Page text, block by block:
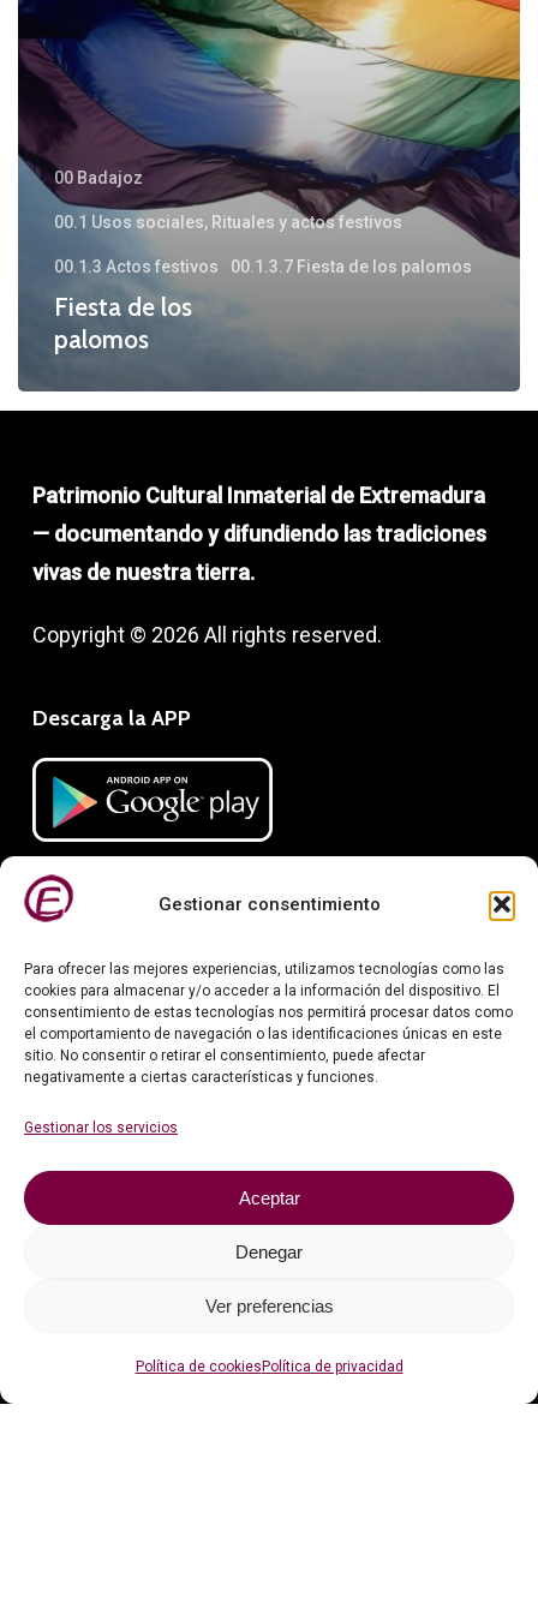
Gestionar consentimiento
Para ofrecer las mejores experiencias, utilizamos tecnologías como las
cookies para almacenar y/o acceder a la información del dispositivo. El
consentimiento de estas tecnologías nos permitirá procesar datos como
el comportamiento de navegación o las identificaciones únicas en este
sitio. No consentir o retirar el consentimiento, puede afectar
negativamente a ciertas características y funciones.
Gestionar los servicios
Aceptar
Denegar
Ver preferencias
Política de cookies Política de privacidad
00 Badajoz
00.1 Usos sociales, Rituales y actos festivos
00.1.3 Actos festivos 00.1.3.7 Fiesta de los palomos
Fiesta de los
palomos
Patrimonio Cultural Inmaterial de Extremadura
— documentando y difundiendo las tradiciones
vivas de nuestra tierra.
Copyright © 2026 All rights reserved.
Descarga la APP
Información legal
Política de privacidad
Política de cookies (UE)